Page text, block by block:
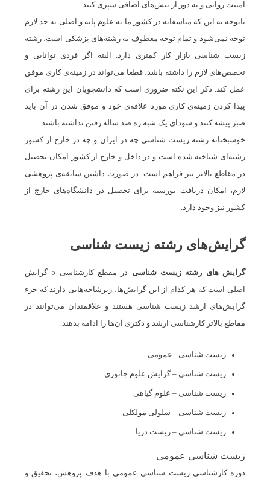
امنیت روانی و به دور از تنش‌های اضافی سپری کنند.
باتوجه به این که متاسفانه در کشور ما به علوم پایه و اصلی به حد لازم
توجه نمی‌شود و تمام توجه معطوف به رشته‌های پزشکی است، رشته
زیست شناسی بازار کار کمتری دارد. البته اگر فردی توانایی و
تخصص‌های لازم را داشته باشد، قطعا می‌تواند در زمینه‌ی کاری موفق
عمل کند. ذکر این نکته ضروری است که دانشجویان این رشته برای
پیدا کردن زمینه‌ی کاری مورد علاقه‌ی خود و موفق شدن در آن باید
صبر پیشه کنند و سودای یک شبه ره صد ساله رفتن نداشته باشند.
خوشبختانه رشته زیست شناسی چه در ایران و چه در خارج از کشور
رشته‌ای شناخته شده است و در داخل و خارج از کشور امکان تحصیل
در مقاطع بالاتر نیز فراهم است. در صورت داشتن سابقه‌ی پژوهشی
لازم، امکان دریافت بورسیه برای تحصیل در دانشگاه‌های خارج از
کشور نیز وجود دارد.
گرایش‌های رشته زیست شناسی
گرایش های رشته‌ زیست شناسی
در مقطع کارشناسی 5 گرایش
اصلی است که هر کدام از این گرایش‌ها، زیرشاخه‌هایی دارند که جزء
گرایش‌های ارشد زیست شناسی هستند و علاقمندان می‌توانند در
مقاطع بالاتر کارشناسی ارشد و دکتری آن‌ها را ادامه بدهند.
زیست شناسی - عمومی
زیست شناسی – گرایش علوم جانوری
زیست شناسی – علوم گیاهی
زیست شناسی – سلولی مولکلی
زیست شناسی – زیست دریا
زیست شناسی عمومی
دوره کارشناسی زیست شناسی عمومی با هدف پژوهش، تحقیق و